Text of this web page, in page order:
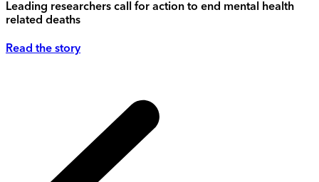
Leading researchers call for action to end mental health
related deaths
Read the story